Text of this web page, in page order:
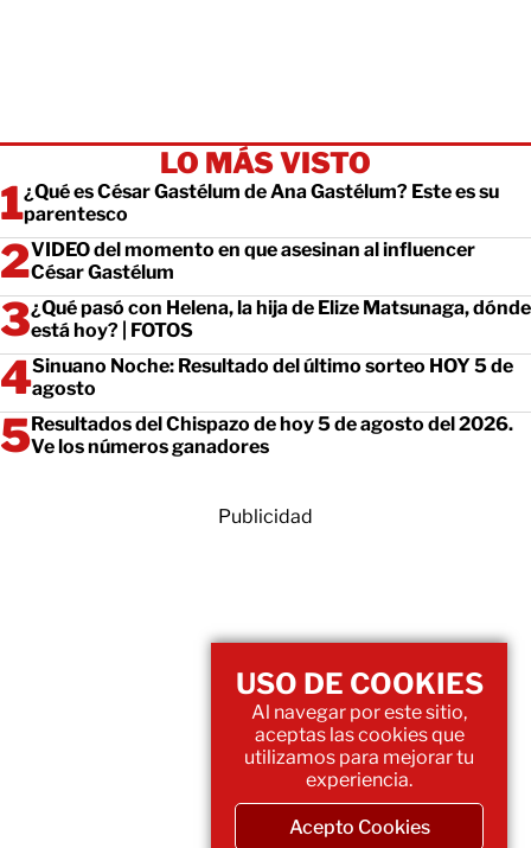
LO MÁS VISTO
¿Qué es César Gastélum de Ana Gastélum? Este es su
parentesco
VIDEO del momento en que asesinan al influencer
César Gastélum
¿Qué pasó con Helena, la hija de Elize Matsunaga, dónde
está hoy? | FOTOS
Sinuano Noche: Resultado del último sorteo HOY 5 de
agosto
Resultados del Chispazo de hoy 5 de agosto del 2026.
Ve los números ganadores
Publicidad
USO DE COOKIES
Al navegar por este sitio,
aceptas las cookies que
utilizamos para mejorar tu
experiencia.
Acepto Cookies